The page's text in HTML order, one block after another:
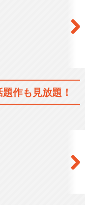
一歩 OVA 間柴vs
執行
作も見放題！